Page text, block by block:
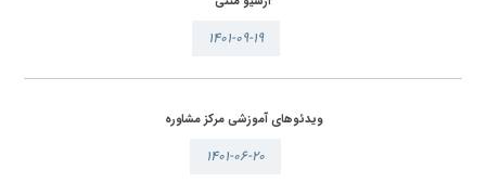
۱۴۰۱-۰۹-۱۹
ویدئوهای آموزشی مرکز مشاوره
۱۴۰۱-۰۶-۲۰